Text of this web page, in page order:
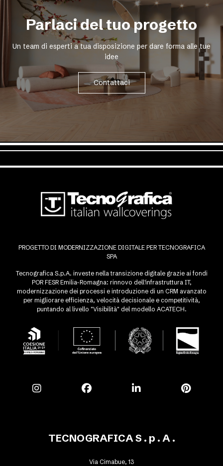
Parlaci del tuo progetto
Un team di esperti a tua disposizione per dare forma alle tue
idee
Contattaci
PROGETTO DI MODERNIZZAZIONE DIGITALE PER TECNOGRAFICA
SPA
Tecnografica S.p.A. investe nella transizione digitale grazie ai fondi
POR FESR Emilia-Romagna: rinnovo dell'infrastruttura IT,
modernizzazione dei processi e introduzione di un CRM avanzato
per migliorare efficienza, velocità decisionale e competitività,
puntando al livello "Visibilità" del modello ACATECH.
TECNOGRAFICA S . p . A .
Via Cimabue, 13